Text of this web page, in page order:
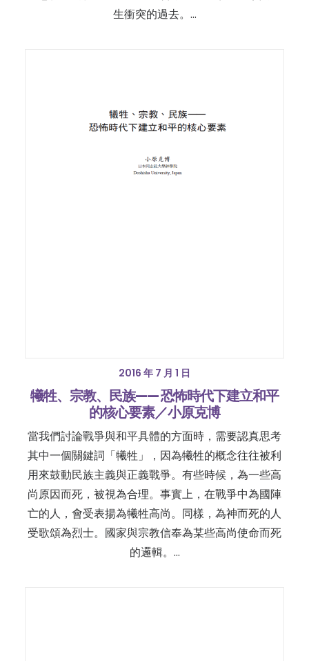
生衝突的過去。…
2016 年 7 月 1 日
犧牲、宗教、民族—— 恐怖時代下建立和平
的核心要素／小原克博
當我們討論戰爭與和平具體的方面時，需要認真思考
其中一個關鍵詞「犧牲」，因為犧牲的概念往往被利
用來鼓動民族主義與正義戰爭。有些時候，為一些高
尚原因而死，被視為合理。事實上，在戰爭中為國陣
亡的人，會受表揚為犧牲高尚。同樣，為神而死的人
受歌頌為烈士。國家與宗教信奉為某些高尚使命而死
的邏輯。…